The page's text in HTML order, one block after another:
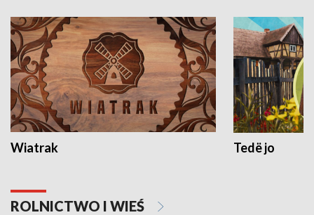
Wiatrak Tedë jo
ROLNICTWO I WIEŚ